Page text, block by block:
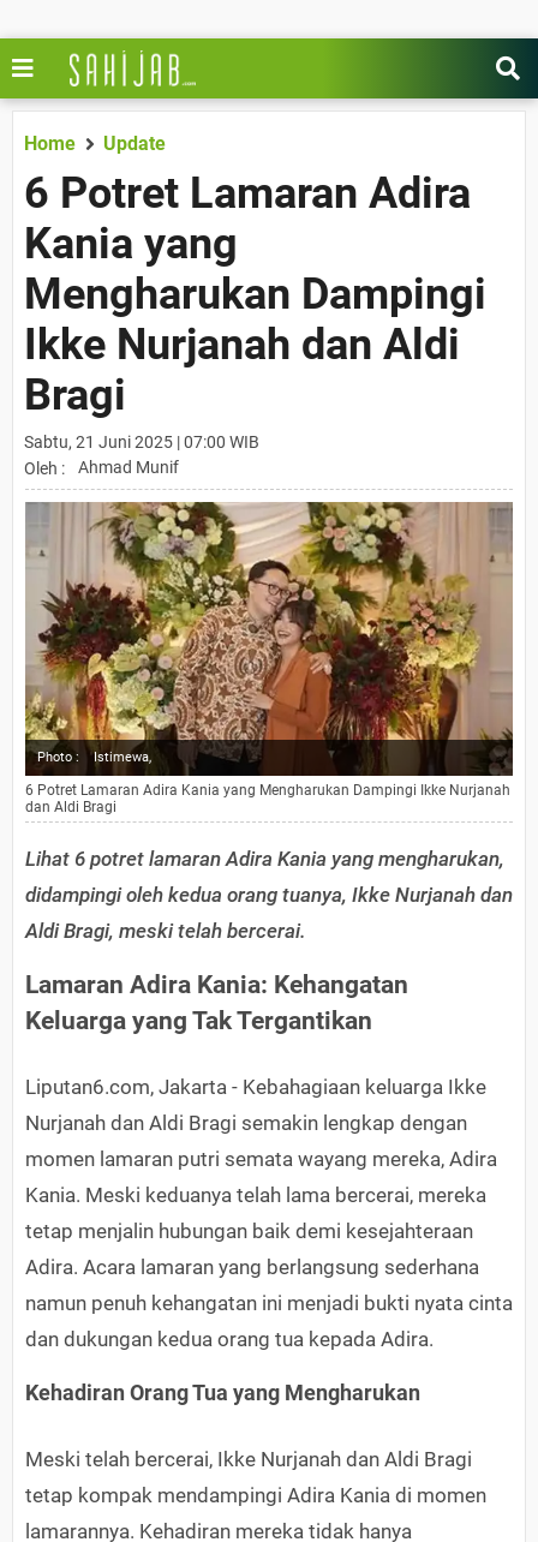
Home Update
6 Potret Lamaran Adira
Kania yang
Mengharukan Dampingi
Ikke Nurjanah dan Aldi
Bragi
Sabtu, 21 Juni 2025 | 07:00 WIB
Oleh :
Ahmad Munif
Photo : Istimewa,
6 Potret Lamaran Adira Kania yang Mengharukan Dampingi Ikke Nurjanah
dan Aldi Bragi
Lihat 6 potret lamaran Adira Kania yang mengharukan,
didampingi oleh kedua orang tuanya, Ikke Nurjanah dan
Aldi Bragi, meski telah bercerai.
Lamaran Adira Kania: Kehangatan
Keluarga yang Tak Tergantikan
Liputan6.com, Jakarta - Kebahagiaan keluarga Ikke
Nurjanah dan Aldi Bragi semakin lengkap dengan
momen lamaran putri semata wayang mereka, Adira
Kania. Meski keduanya telah lama bercerai, mereka
tetap menjalin hubungan baik demi kesejahteraan
Adira. Acara lamaran yang berlangsung sederhana
namun penuh kehangatan ini menjadi bukti nyata cinta
dan dukungan kedua orang tua kepada Adira.
Kehadiran Orang Tua yang Mengharukan
Meski telah bercerai, Ikke Nurjanah dan Aldi Bragi
tetap kompak mendampingi Adira Kania di momen
lamarannya. Kehadiran mereka tidak hanya